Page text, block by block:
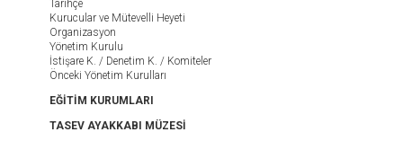
Tarihçe
Kurucular ve Mütevelli Heyeti
Organizasyon
Yönetim Kurulu
İstişare K. / Denetim K. / Komiteler
Önceki Yönetim Kurulları
EĞİTİM KURUMLARI
TASEV AYAKKABI MÜZESİ